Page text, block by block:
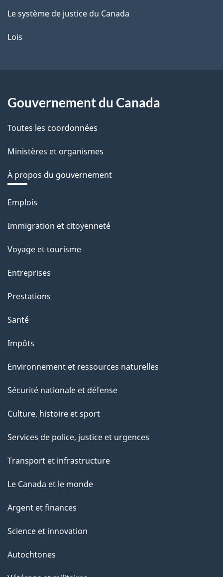
Le système de justice du Canada
Lois
Gouvernement du Canada
Toutes les coordonnées
Ministères et organismes
À propos du gouvernement
Thèmes
sujets
Emplois
Immigration et citoyenneté
Voyage et tourisme
Entreprises
Prestations
Santé
Impôts
Environnement et ressources naturelles
Sécurité nationale et défense
Culture, histoire et sport
Services de police, justice et urgences
Transport et infrastructure
Le Canada et le monde
Argent et finances
Science et innovation
Autochtones